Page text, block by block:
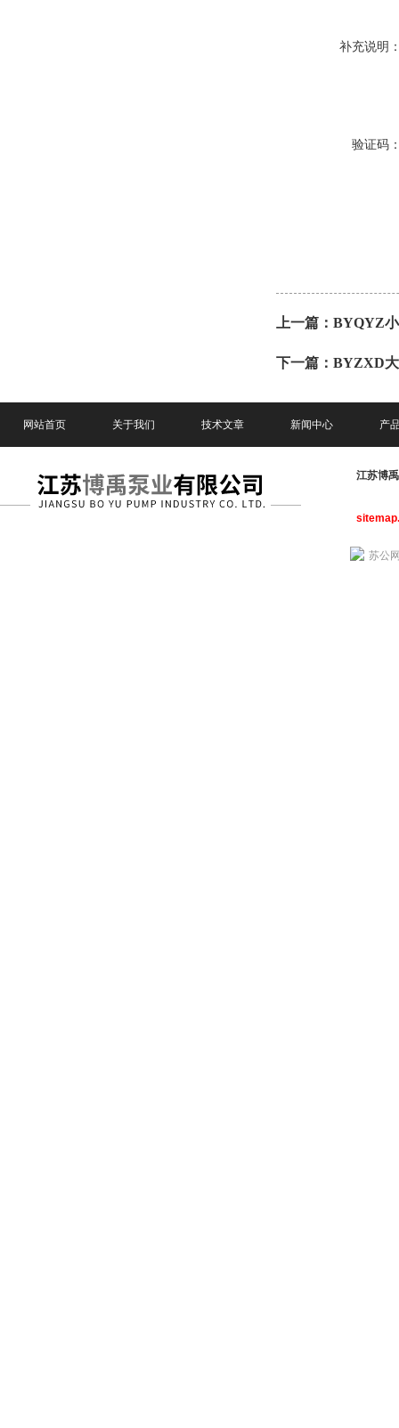
补充说明
验证码
上一篇： BYQYZ
下一篇： BYZXD
网站首页 关于我们 技术文章 新闻中心 产
江苏博
苏公